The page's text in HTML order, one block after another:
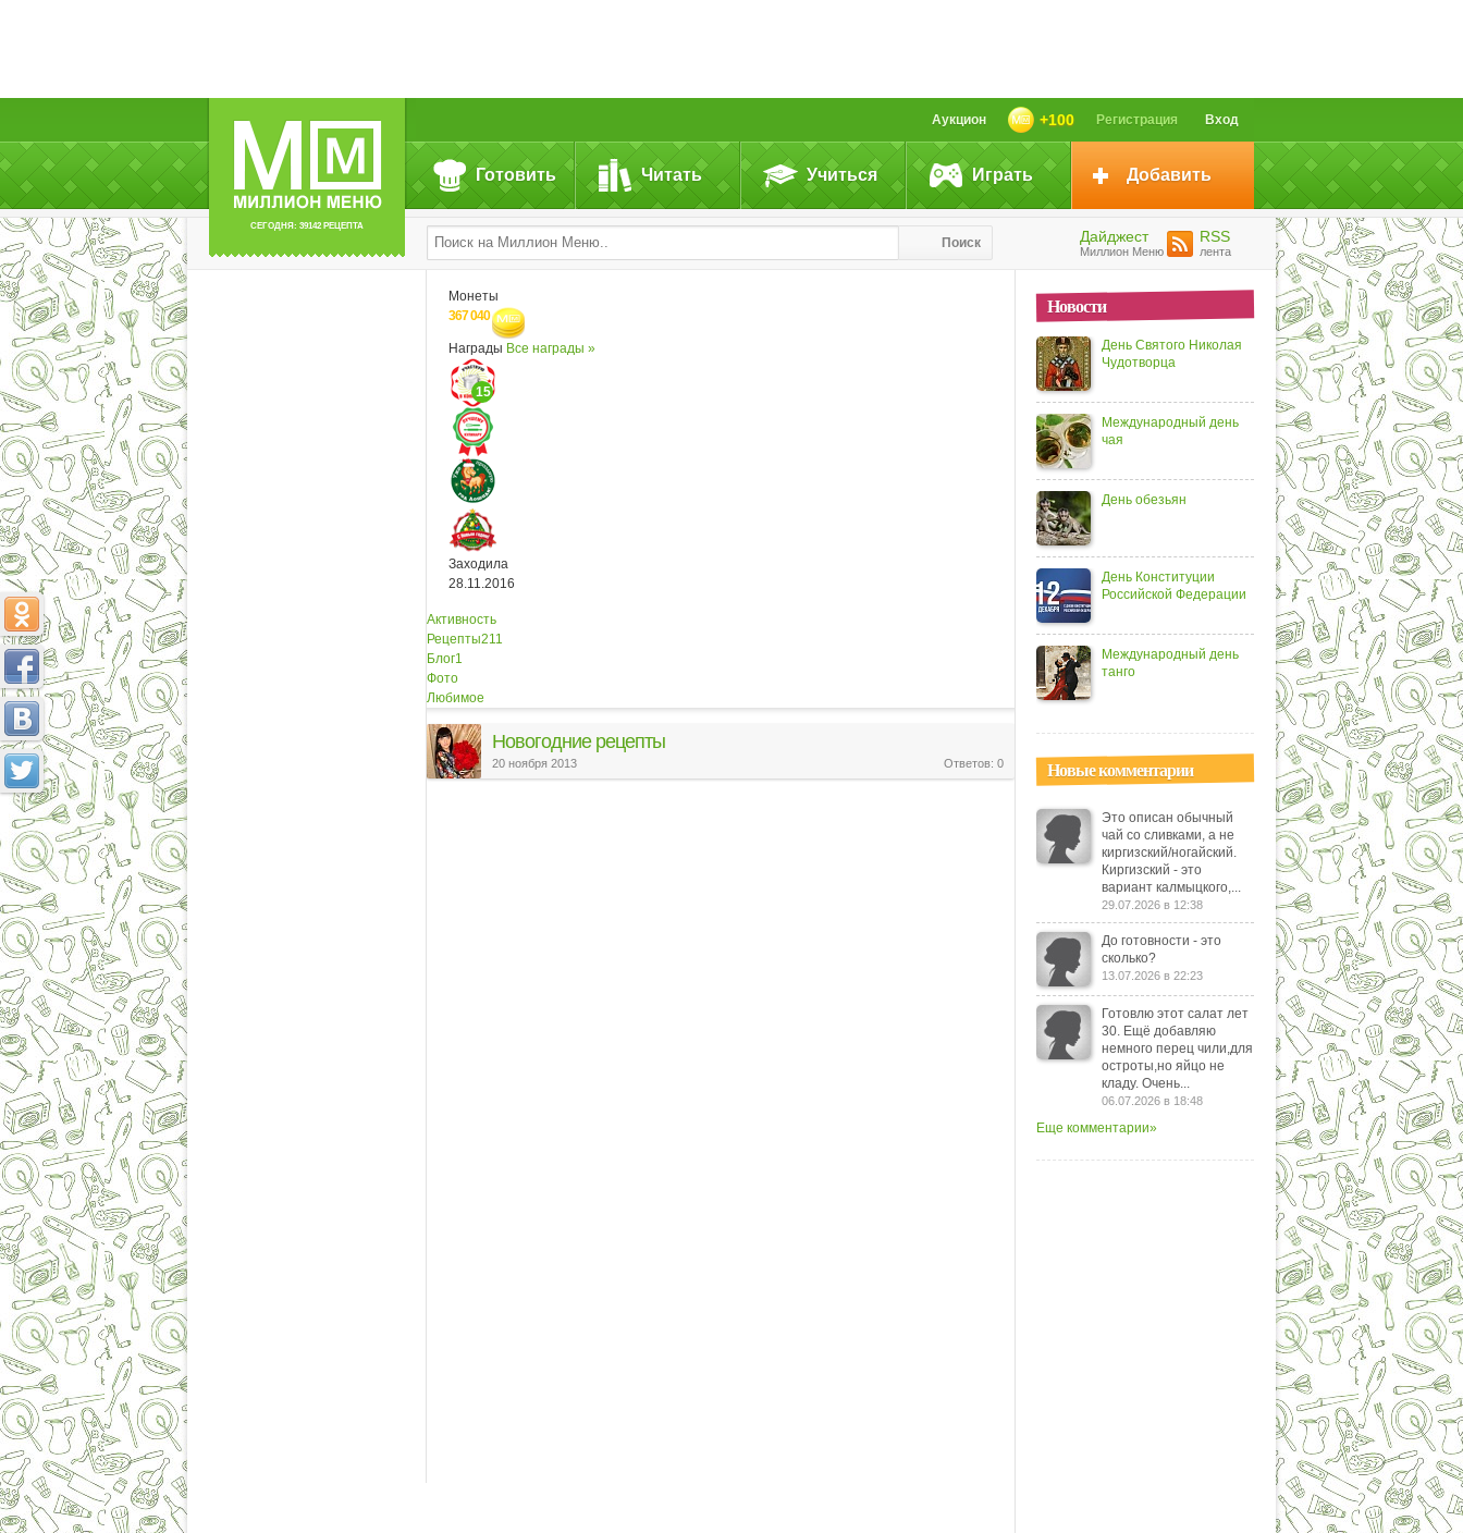
СЕГОДНЯ: 39142 РЕЦЕПТА
Вход
Регистрация
+100
Аукцион
Готовить Читать Учиться Играть Добавить
Поиск Дайджест
Миллион Меню
RSS
лента
Монеты
367 040
Награды Все награды »
15
Заходила
28.11.2016
Активность
Рецепты211
Блог1
Фото
Любимое
Новогодние рецепты
20 ноября 2013 Ответов: 0
Новости
День Святого Николая
Чудотворца
Международный день
чая
День обезьян
День Конституции
Российской Федерации
Международный день
танго
Новые комментарии
Это описан обычный
чай со сливками, а не
киргизский/ногайский.
Киргизский - это
вариант калмыцкого,...
29.07.2026 в 12:38
До готовности - это
сколько?
13.07.2026 в 22:23
Готовлю этот салат лет
30. Ещё добавляю
немного перец чили,для
остроты,но яйцо не
кладу. Очень...
06.07.2026 в 18:48
Еще комментарии»